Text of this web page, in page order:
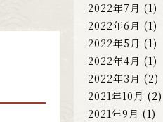
2022年7月 (1)
2022年6月 (1)
2022年5月 (1)
2022年4月 (1)
2022年3月 (2)
2021年10月 (2)
2021年9月 (1)